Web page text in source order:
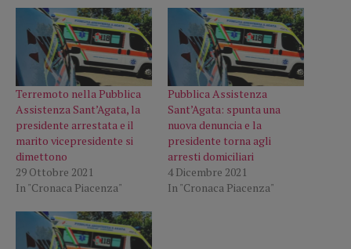
Terremoto nella Pubblica
Assistenza Sant’Agata, la
presidente arrestata e il
marito vicepresidente si
dimettono
29 Ottobre 2021
In "Cronaca Piacenza"
Pubblica Assistenza
Sant’Agata: spunta una
nuova denuncia e la
presidente torna agli
arresti domiciliari
4 Dicembre 2021
In "Cronaca Piacenza"